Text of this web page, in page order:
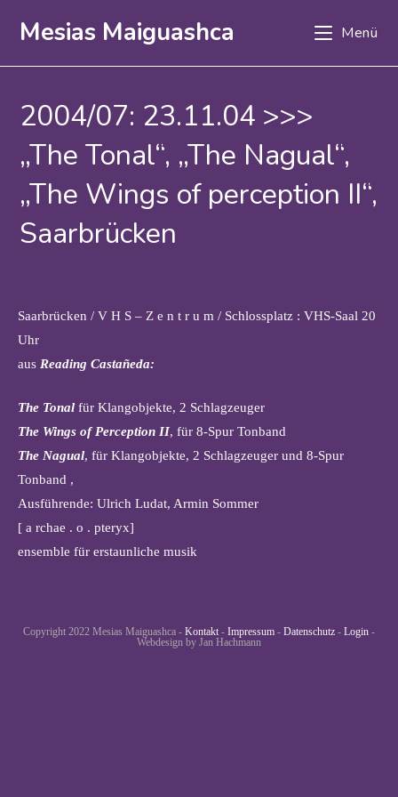
InhaltMesias Maiguashca Menü
2004/07: 23.11.04 >>>
„The Tonal“, „The Nagual“,
„The Wings of perception II“,
Saarbrücken
Saarbrücken / V H S – Z e n t r u m / Schlossplatz : VHS-Saal 20
Uhr
aus Reading Castañeda:
The Tonal für Klangobjekte, 2 Schlagzeuger
The Wings of Perception II, für 8-Spur Tonband
The Nagual, für Klangobjekte, 2 Schlagzeuger und 8-Spur
Tonband ,
Ausführende: Ulrich Ludat, Armin Sommer
[ a rchae . o . pteryx]
ensemble für erstaunliche musik
Copyright 2022 Mesias Maiguashca - Kontakt - Impressum - Datenschutz - Login -
Webdesign by Jan Hachmann